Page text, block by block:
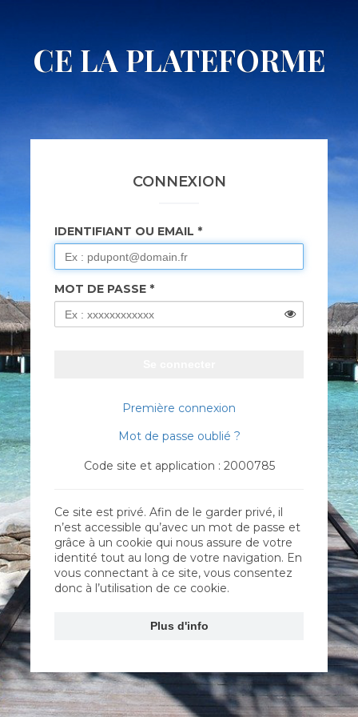
CE LA PLATEFORME
CONNEXION
IDENTIFIANT OU EMAIL
MOT DE PASSE
Première connexion
Mot de passe oublié ?
Code site et application : 2000785
Ce site est privé. Afin de le garder privé, il
n’est accessible qu’avec un mot de passe et
grâce à un cookie qui nous assure de votre
identité tout au long de votre navigation. En
vous connectant à ce site, vous consentez
donc à l’utilisation de ce cookie.
Plus d'info